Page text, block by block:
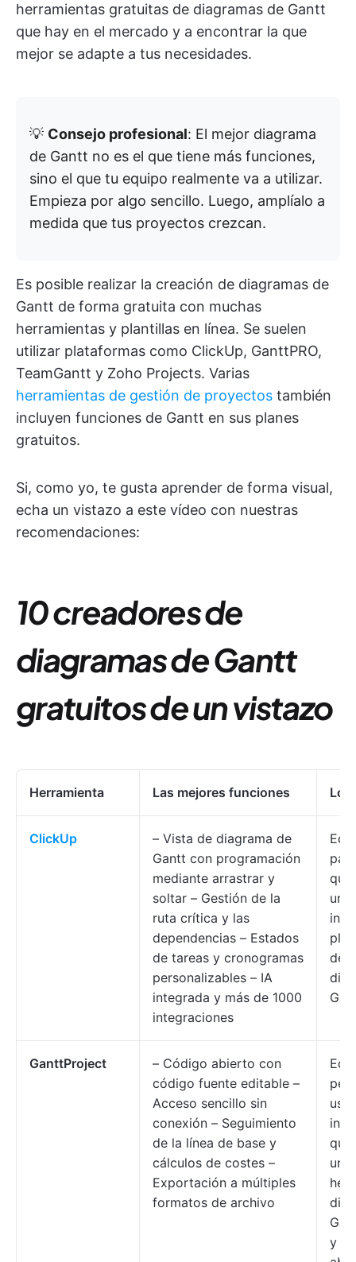
herramientas gratuitas de diagramas de Gantt
que hay en el mercado y a encontrar la que
mejor se adapte a tus necesidades.
💡 Consejo profesional: El mejor diagrama
de Gantt no es el que tiene más funciones,
sino el que tu equipo realmente va a utilizar.
Empieza por algo sencillo. Luego, amplíalo a
medida que tus proyectos crezcan.
Es posible realizar la creación de diagramas de
Gantt de forma gratuita con muchas
herramientas y plantillas en línea. Se suelen
utilizar plataformas como ClickUp, GanttPRO,
TeamGantt y Zoho Projects. Varias
herramientas de gestión de proyectos también
incluyen funciones de Gantt en sus planes
gratuitos.
Si, como yo, te gusta aprender de forma visual,
echa un vistazo a este vídeo con nuestras
recomendaciones:
10 creadores de
diagramas de Gantt
gratuitos de un vistazo
Herramienta Las mejores funciones Lo
ClickUp
– Vista de diagrama de
Gantt con programación
mediante arrastrar y
soltar – Gestión de la
ruta crítica y las
dependencias – Estados
de tareas y cronogramas
personalizables – IA
integrada y más de 1000
integraciones
que
una
de
GanttProject
– Código abierto con
código fuente editable –
Acceso sencillo sin
conexión – Seguimiento
de la línea de base y
cálculos de costes –
Exportación a múltiples
formatos de archivo
que
una
y